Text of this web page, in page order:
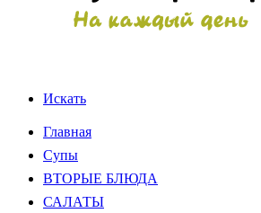
Искать
Главная
Супы
ВТОРЫЕ БЛЮДА
САЛАТЫ